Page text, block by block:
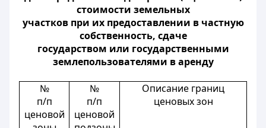
стоимости земельных
участков при их предоставлении в частную
собственность, сдаче
государством или государственными
землепользователями в аренду
№
п/п
ценовой
№
п/п
ценовой
Описание границ
ценовых зон